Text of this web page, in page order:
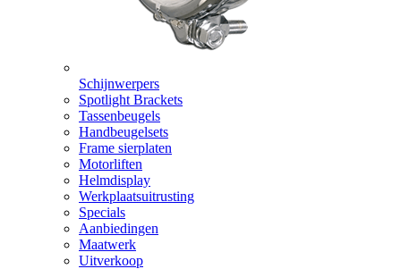
Schijnwerpers
Spotlight Brackets
Tassenbeugels
Handbeugelsets
Frame sierplaten
Motorliften
Helmdisplay
Werkplaatsuitrusting
Specials
Aanbiedingen
Maatwerk
Uitverkoop